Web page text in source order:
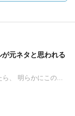
元ネタと思われる
ら、 明らかにこの...